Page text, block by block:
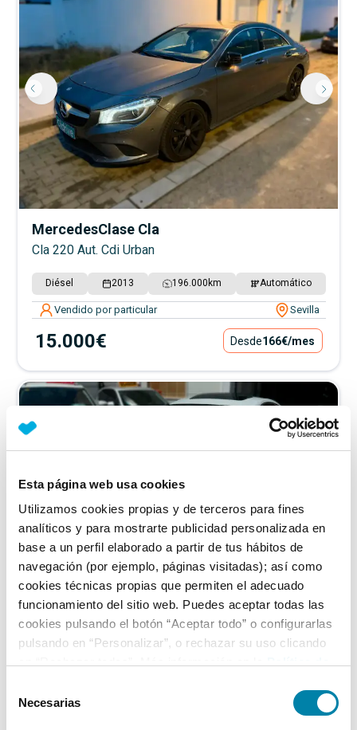
Esta página web usa cookies
Utilizamos cookies propias y de terceros para fines
analíticos y para mostrarte publicidad personalizada en
base a un perfil elaborado a partir de tus hábitos de
navegación (por ejemplo, páginas visitadas); así como
cookies técnicas propias que permiten el adecuado
funcionamiento del sitio web. Puedes aceptar todas las
cookies pulsando el botón “Aceptar todo” o configurarlas
pulsando en “Personalizar”, o rechazar su uso clicando
Necesarias
MercedesClase Cla
Cla 220 Aut. Cdi Urban
Diésel 2013 196.000 km Automático
Vendido por particular Sevilla
15.000€ Desde166€/mes
AudiA7
Sportback 3.0 Tdi 218cv Quattro S Tronic
Automático